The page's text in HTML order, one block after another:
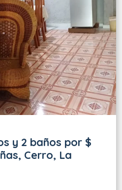
y 2 baños por $
Cerro, La